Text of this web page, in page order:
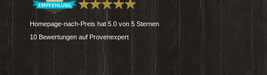
Homepage-nach-Preis hat5.0 von 5 Sternen
10 Bewertungen auf Provenexpert